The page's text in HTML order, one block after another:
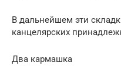
В дальнейшем эти
канцелярских
Два кармашка